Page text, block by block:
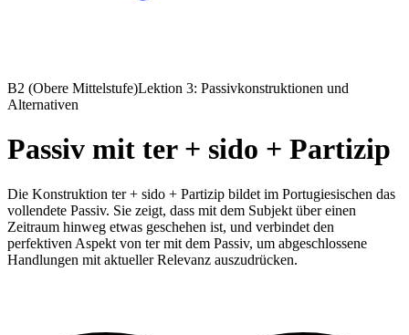
B2 (Obere Mittelstufe)Lektion 3: Passivkonstruktionen und
Alternativen
Passiv mit ter + sido + Partizip
Die Konstruktion ter + sido + Partizip bildet im Portugiesischen das
vollendete Passiv. Sie zeigt, dass mit dem Subjekt über einen
Zeitraum hinweg etwas geschehen ist, und verbindet den
perfektiven Aspekt von ter mit dem Passiv, um abgeschlossene
Handlungen mit aktueller Relevanz auszudrücken.